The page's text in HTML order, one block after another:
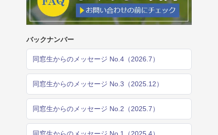
バックナンバー
同窓生からのメッセージ No.4（2026.7）
同窓生からのメッセージ No.3（2025.12）
同窓生からのメッセージ No.2（2025.7）